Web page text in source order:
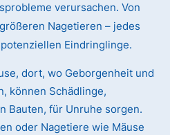
verursachen. Von
Nagetieren – jedes
Eindringlinge.
dort, wo Geborgenheit und
können Schädlinge,
Bauten, für Unruhe sorgen.
oder Nagetiere wie Mäuse